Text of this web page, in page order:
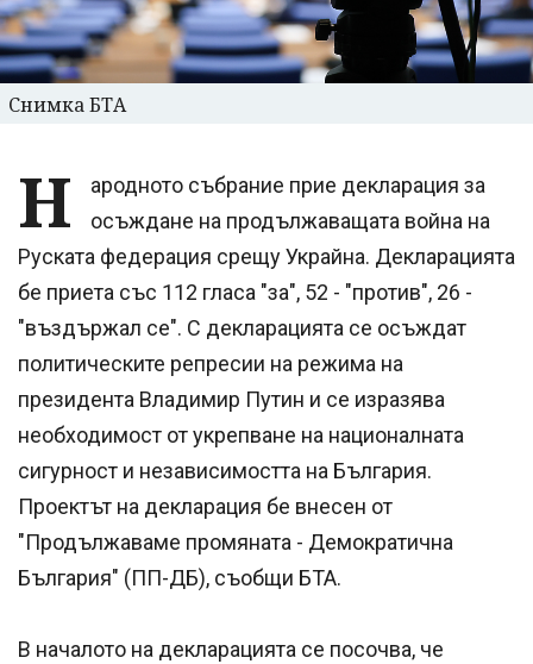
Снимка БТА
Н
ародното събрание прие декларация за
осъждане на продължаващата война на
Руската федерация срещу Украйна. Декларацията
бе приета със 112 гласа "за", 52 - "против", 26 -
"въздържал се". С декларацията се осъждат
политическите репресии на режима на
президента Владимир Путин и се изразява
необходимост от укрепване на националната
сигурност и независимостта на България.
Проектът на декларация бе внесен от
"Продължаваме промяната - Демократична
България" (ПП-ДБ), съобщи БТА.
В началото на декларацията се посочва, че